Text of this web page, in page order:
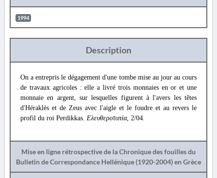
1994
Description
On a entrepris le dégagement d'une tombe mise au jour au cours
de travaux agricoles : elle a livré trois monnaies en or et une
monnaie en argent, sur lesquelles figurent à l'avers les têtes
d'Héraklès et de Zeus avec l'aigle et le foudre et au revers le
profil du roi Perdikkas. Ελευθεροτυπία, 2/04.
Mise en ligne rétrospective de la Chronique des fouilles du
Bulletin de Correspondance Hellénique (1920-2004) en Grèce